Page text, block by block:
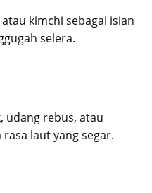
kimchi sebagai isian
selera.
udang rebus, atau
laut yang segar.